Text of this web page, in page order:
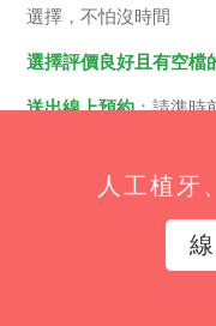
選擇，不怕沒時間
選擇評價良好且有空檔
送出線上預約：請準時
立
人工植牙